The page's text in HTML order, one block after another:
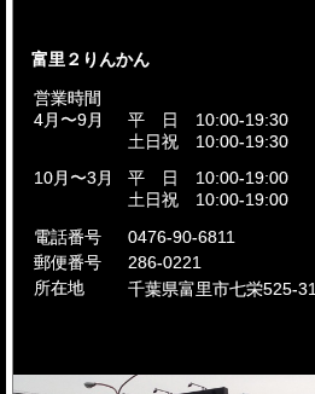
富里２りんかん
営業時間
4月〜9月
平 日 10:00-19:30
土日祝 10:00-19:30
10月〜3月
平 日 10:00-19:00
土日祝 10:00-19:00
電話番号
0476-90-6811
郵便番号
286-0221
所在地
千葉県富里市七栄525-31